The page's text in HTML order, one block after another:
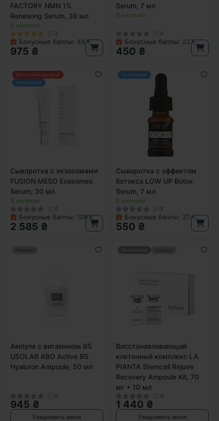
FACTORY NMN 1%
Renewing Serum, 30 мл
В наличии
3
Бонусные баллы: 48✦
975 ₴
Serum, 7 мл
В наличии
0
Бонусные баллы: 22✦
450 ₴
Бесплатная доставка
Популярный
Сыворотка с экзосомами
FUSION MESO Exosomes
Serum, 30 мл
В наличии
0
Бонусные баллы: 129✦
2 585 ₴
Популярный
Сыворотка с эффектом
ботокса LOW UP Botox
Serum, 7 мл
В наличии
0
Бонусные баллы: 27✦
550 ₴
Продано
Ампула с витамином В5
USOLAB АBO Active B5
Hyaluron Ampoule, 50 мл
0
945 ₴
Уведомить меня
Продано
Восстанавливающий
клеточный комплекс LA
PIANTA Stemcell Rejuve
Recovery Ampoule Kit, 70
мг + 10 мл
0
1 440 ₴
Уведомить меня